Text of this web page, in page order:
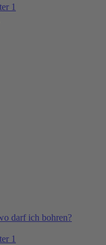
1
darf ich bohren?
1